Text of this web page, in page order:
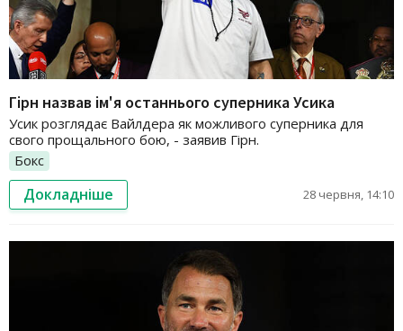
Гірн назвав ім'я останнього суперника Усика
Усик розглядає Вайлдера як можливого суперника для
свого прощального бою, - заявив Гірн.
Бокс
Докладніше 28 червня, 14:10